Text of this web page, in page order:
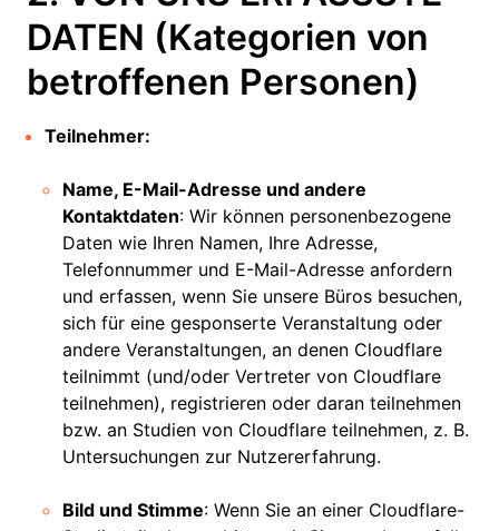
DATEN (Kategorien von
betroffenen Personen)
Teilnehmer:
Name, E-Mail-Adresse und andere
Kontaktdaten: Wir können personenbezogene
Daten wie Ihren Namen, Ihre Adresse,
Telefonnummer und E-Mail-Adresse anfordern
und erfassen, wenn Sie unsere Büros besuchen,
sich für eine gesponserte Veranstaltung oder
andere Veranstaltungen, an denen Cloudflare
teilnimmt (und/oder Vertreter von Cloudflare
teilnehmen), registrieren oder daran teilnehmen
bzw. an Studien von Cloudflare teilnehmen, z. B.
Untersuchungen zur Nutzererfahrung.
Bild und Stimme: Wenn Sie an einer Cloudflare-